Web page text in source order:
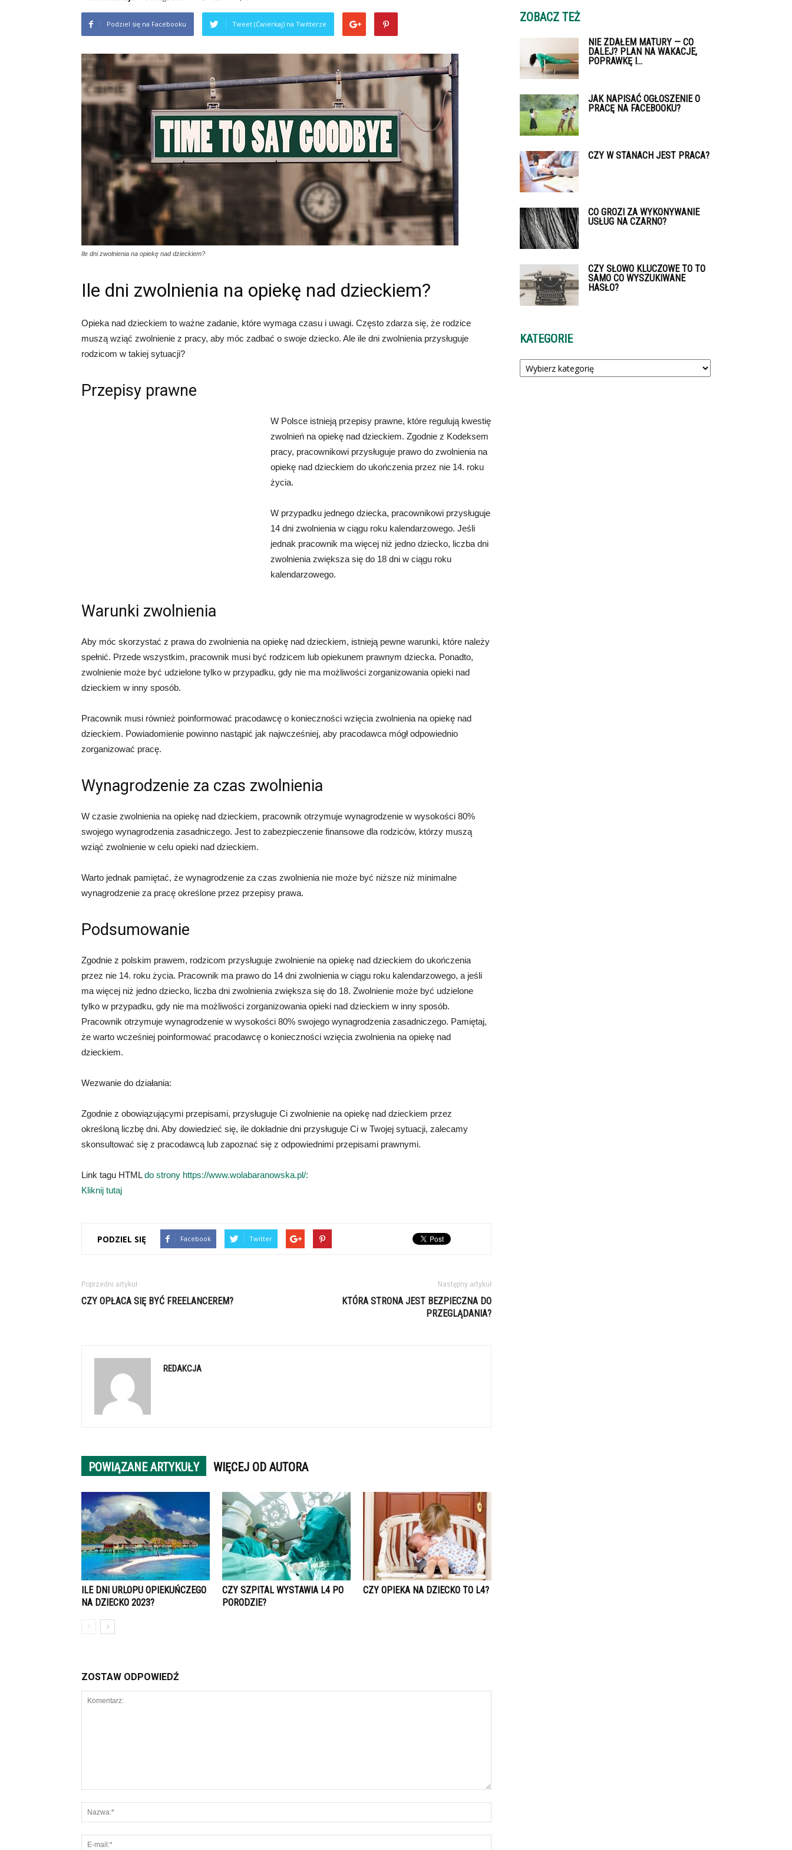
na
studiach
Podziel się na Facebooku Tweet (Ćwierkaj) na Twitterze
Ile dni zwolnienia na opiekę nad dzieckiem?
Ile dni zwolnienia na opiekę nad dzieckiem?
Opieka nad dzieckiem to ważne zadanie, które wymaga czasu i uwagi. Często zdarza się, że rodzice
muszą wziąć zwolnienie z pracy, aby móc zadbać o swoje dziecko. Ale ile dni zwolnienia przysługuje
rodzicom w takiej sytuacji?
Przepisy prawne
W Polsce istnieją przepisy prawne, które regulują kwestię
zwolnień na opiekę nad dzieckiem. Zgodnie z Kodeksem
pracy, pracownikowi przysługuje prawo do zwolnienia na
opiekę nad dzieckiem do ukończenia przez nie 14. roku
życia.
W przypadku jednego dziecka, pracownikowi przysługuje
14 dni zwolnienia w ciągu roku kalendarzowego. Jeśli
jednak pracownik ma więcej niż jedno dziecko, liczba dni
zwolnienia zwiększa się do 18 dni w ciągu roku
kalendarzowego.
Warunki zwolnienia
Aby móc skorzystać z prawa do zwolnienia na opiekę nad dzieckiem, istnieją pewne warunki, które należy
spełnić. Przede wszystkim, pracownik musi być rodzicem lub opiekunem prawnym dziecka. Ponadto,
zwolnienie może być udzielone tylko w przypadku, gdy nie ma możliwości zorganizowania opieki nad
dzieckiem w inny sposób.
Pracownik musi również poinformować pracodawcę o konieczności wzięcia zwolnienia na opiekę nad
dzieckiem. Powiadomienie powinno nastąpić jak najwcześniej, aby pracodawca mógł odpowiednio
zorganizować pracę.
Wynagrodzenie za czas zwolnienia
W czasie zwolnienia na opiekę nad dzieckiem, pracownik otrzymuje wynagrodzenie w wysokości 80%
swojego wynagrodzenia zasadniczego. Jest to zabezpieczenie finansowe dla rodziców, którzy muszą
wziąć zwolnienie w celu opieki nad dzieckiem.
Warto jednak pamiętać, że wynagrodzenie za czas zwolnienia nie może być niższe niż minimalne
wynagrodzenie za pracę określone przez przepisy prawa.
Podsumowanie
Zgodnie z polskim prawem, rodzicom przysługuje zwolnienie na opiekę nad dzieckiem do ukończenia
przez nie 14. roku życia. Pracownik ma prawo do 14 dni zwolnienia w ciągu roku kalendarzowego, a jeśli
ma więcej niż jedno dziecko, liczba dni zwolnienia zwiększa się do 18. Zwolnienie może być udzielone
tylko w przypadku, gdy nie ma możliwości zorganizowania opieki nad dzieckiem w inny sposób.
Pracownik otrzymuje wynagrodzenie w wysokości 80% swojego wynagrodzenia zasadniczego. Pamiętaj,
że warto wcześniej poinformować pracodawcę o konieczności wzięcia zwolnienia na opiekę nad
dzieckiem.
Wezwanie do działania:
Zgodnie z obowiązującymi przepisami, przysługuje Ci zwolnienie na opiekę nad dzieckiem przez
określoną liczbę dni. Aby dowiedzieć się, ile dokładnie dni przysługuje Ci w Twojej sytuacji, zalecamy
skonsultować się z pracodawcą lub zapoznać się z odpowiednimi przepisami prawnymi.
Link tagu HTMLdo strony https://www.wolabaranowska.pl/:
Kliknij tutaj
PODZIEL SIĘ Facebook Twitter
Poprzedni artykuł
CZY OPŁACA SIĘ BYĆ FREELANCEREM?
Następny artykuł
KTÓRA STRONA JEST BEZPIECZNA DO
PRZEGLĄDANIA?
REDAKCJA
POWIĄZANE ARTYKUŁY WIĘCEJ OD AUTORA
ILE DNI URLOPU OPIEKUŃCZEGO
NA DZIECKO 2023?
CZY SZPITAL WYSTAWIA L4 PO
PORODZIE?
CZY OPIEKA NA DZIECKO TO L4?
ZOSTAW ODPOWIEDŹ
ZOBACZ TEŻ
NIE ZDAŁEM MATURY — CO
DALEJ? PLAN NA WAKACJE,
POPRAWKĘ I...
JAK NAPISAĆ OGŁOSZENIE O
PRACĘ NA FACEBOOKU?
CZY W STANACH JEST PRACA?
CO GROZI ZA WYKONYWANIE
USŁUG NA CZARNO?
CZY SŁOWO KLUCZOWE TO TO
SAMO CO WYSZUKIWANE
HASŁO?
KATEGORIE
Kategorie